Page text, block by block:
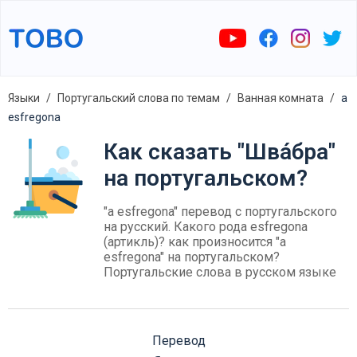
Языки Португальский слова по темам Ванная комната
a
esfregona
Как сказать "Шва́бра"
на португальском?
"a esfregona" перевод с португальского
на русский. Какого рода esfregona
(артикль)? как произносится "a
esfregona" на португальском?
Португальские слова в русском языке
Перевод